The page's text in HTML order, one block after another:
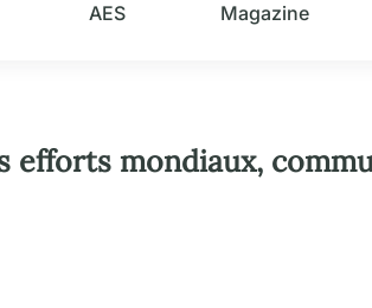
AES Magazine
efforts mondiaux,